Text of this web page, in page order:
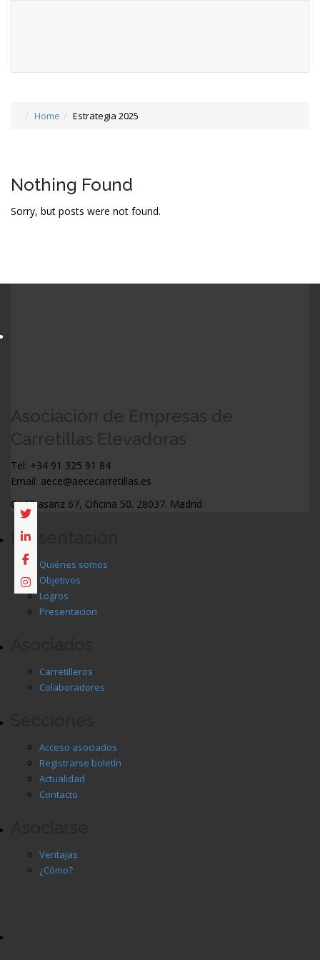
Home Estrategia 2025
Nothing Found
Sorry, but posts were not found.
Asociación de Empresas de
Carretillas Elevadoras
Tel: +34 91 325 91 84
Email: aece@aececarretillas.es
C/ Albasanz 67, Oficina 50. 28037. Madrid
Presentación
Quiénes somos
Objetivos
Logros
Presentacion
Carretilleros
Colaboradores
Acceso asociados
Registrarse boletín
Actualidad
Contacto
Ventajas
¿Cómo?